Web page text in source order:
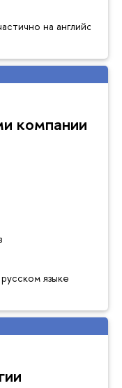
на английском
компании
языке